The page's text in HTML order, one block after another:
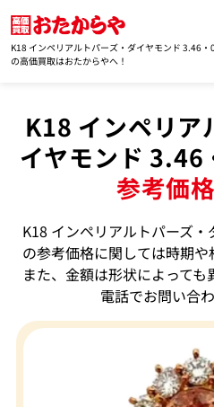
K18 インペリアルトパーズ・ダイヤモンド 3.46
の高価買取はおたからやへ！
K18 インペリア
イヤモンド
参考価
K18 インペリアルトパーズ
の参考価格に関しては時期や
また、金額は形状によって
電話でお問い合